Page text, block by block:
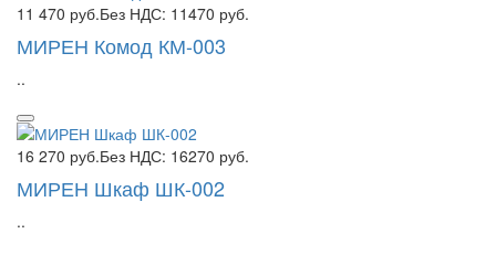
11 470 руб.Без НДС: 11470 руб.
МИРЕН Комод КМ-003
..
16 270 руб.Без НДС: 16270 руб.
МИРЕН Шкаф ШК-002
..